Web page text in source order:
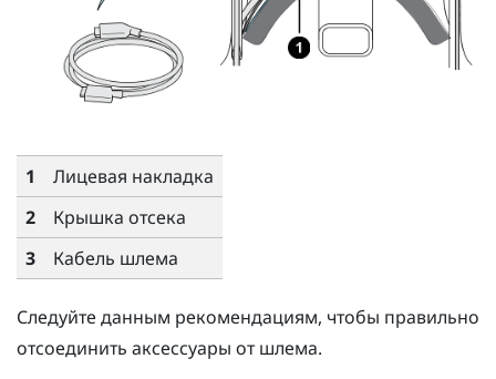
1
Лицевая накладка
2
Крышка отсека
3
Кабель шлема
Следуйте данным рекомендациям, чтобы правильно
отсоединить аксессуары от шлема.